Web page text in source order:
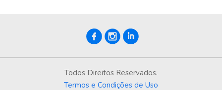
Todos Direitos Reservados.
Termos e Condições de Uso